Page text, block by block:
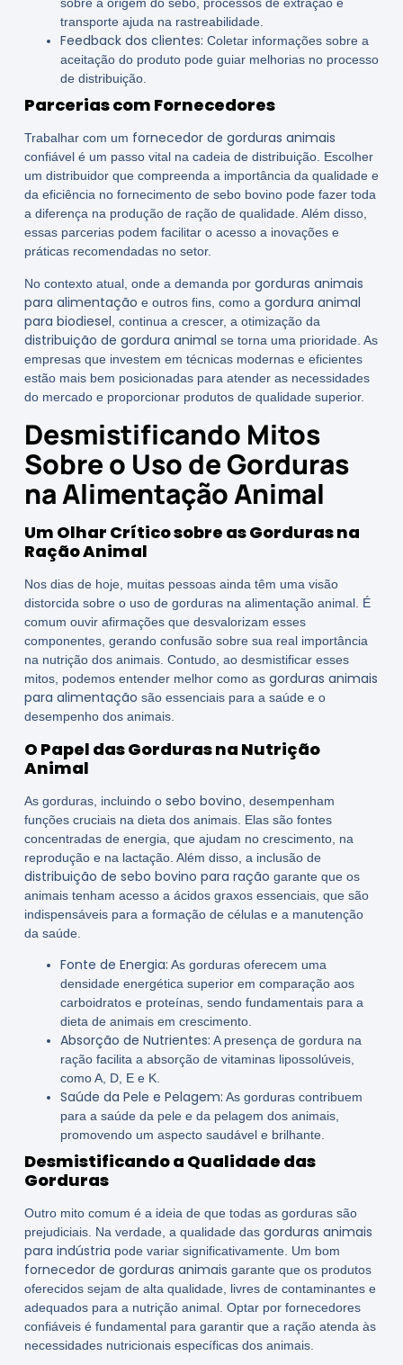
sobre a origem do sebo, processos de extração e
transporte ajuda na rastreabilidade.
Feedback dos clientes: Coletar informações sobre a
aceitação do produto pode guiar melhorias no processo
de distribuição.
Parcerias com Fornecedores
Trabalhar com um fornecedor de gorduras animais
confiável é um passo vital na cadeia de distribuição. Escolher
um distribuidor que compreenda a importância da qualidade e
da eficiência no fornecimento de sebo bovino pode fazer toda
a diferença na produção de ração de qualidade. Além disso,
essas parcerias podem facilitar o acesso a inovações e
práticas recomendadas no setor.
No contexto atual, onde a demanda por gorduras animais
para alimentação e outros fins, como a gordura animal
para biodiesel , continua a crescer, a otimização da
distribuição de gordura animal se torna uma prioridade. As
empresas que investem em técnicas modernas e eficientes
estão mais bem posicionadas para atender as necessidades
do mercado e proporcionar produtos de qualidade superior.
Desmistificando Mitos
Sobre o Uso de Gorduras
na Alimentação Animal
Um Olhar Crítico sobre as Gorduras na
Ração Animal
Nos dias de hoje, muitas pessoas ainda têm uma visão
distorcida sobre o uso de gorduras na alimentação animal. É
comum ouvir afirmações que desvalorizam esses
componentes, gerando confusão sobre sua real importância
na nutrição dos animais. Contudo, ao desmistificar esses
mitos, podemos entender melhor como as gorduras animais
para alimentação são essenciais para a saúde e o
desempenho dos animais.
O Papel das Gorduras na Nutrição
Animal
As gorduras, incluindo o sebo bovino , desempenham
funções cruciais na dieta dos animais. Elas são fontes
concentradas de energia, que ajudam no crescimento, na
reprodução e na lactação. Além disso, a inclusão de
distribuição de sebo bovino para ração garante que os
animais tenham acesso a ácidos graxos essenciais, que são
indispensáveis para a formação de células e a manutenção
da saúde.
Fonte de Energia: As gorduras oferecem uma
densidade energética superior em comparação aos
carboidratos e proteínas, sendo fundamentais para a
dieta de animais em crescimento.
Absorção de Nutrientes: A presença de gordura na
ração facilita a absorção de vitaminas lipossolúveis,
como A, D, E e K.
Saúde da Pele e Pelagem: As gorduras contribuem
para a saúde da pele e da pelagem dos animais,
promovendo um aspecto saudável e brilhante.
Desmistificando a Qualidade das
Gorduras
Outro mito comum é a ideia de que todas as gorduras são
prejudiciais. Na verdade, a qualidade das gorduras animais
para indústria pode variar significativamente. Um bom
fornecedor de gorduras animais garante que os produtos
oferecidos sejam de alta qualidade, livres de contaminantes e
adequados para a nutrição animal. Optar por fornecedores
confiáveis é fundamental para garantir que a ração atenda às
necessidades nutricionais específicas dos animais.